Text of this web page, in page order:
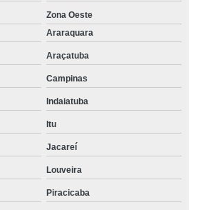
Zona Oeste
Araraquara
Araçatuba
Campinas
Indaiatuba
Itu
Jacareí
Louveira
Piracicaba